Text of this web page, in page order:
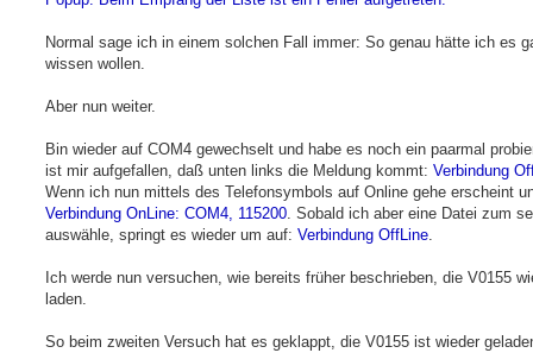
Normal sage ich in einem solchen Fall immer: So genau hätte ich es
wissen wollen.
Aber nun weiter.
Bin wieder auf COM4 gewechselt und habe es noch ein paarmal
ist mir aufgefallen, daß unten links die Meldung kommt: Verbindung
Wenn ich nun mittels des Telefonsymbols auf Online gehe erscheint
Verbindung OnLine: COM4, 115200. Sobald ich aber eine Datei zum
auswähle, springt es wieder um auf: Verbindung OffLine.
Ich werde nun versuchen, wie bereits früher beschrieben, die V0155
laden.
So beim zweiten Versuch hat es geklappt, die V0155 ist wieder